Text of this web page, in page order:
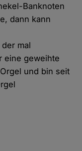
Banknoten
dann kann
mal
eine geweihte
und bin seit